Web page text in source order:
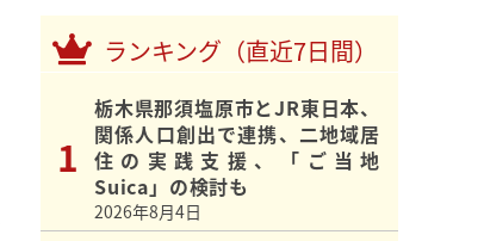
ランキング（直近7日間）
栃木県那須塩原市とJR東日本、
関係人口創出で連携、二地域居
住の実践支援、「ご当地
Suica」の検討も
2026年8月4日